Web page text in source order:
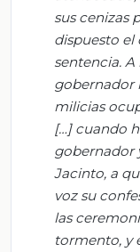
sus cenizas
dispuesto el
sentencia.
gobernador
milicias
[…] cuando
gobernador
Jacinto, a
voz su
las
tormento, y